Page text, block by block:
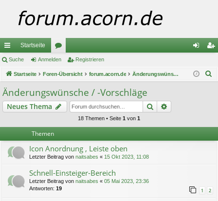
ch
ne
llz
ug
Startseite
or
en m ist
Suche Anmelden Registrieren
Startseite Foren-Übersicht forum.acorn.de Änderungswünsche / -Vorschläge
Änderungswünsche / -Vorschläge
Neues Thema Suche
18 Themen • Seite 1 von 1
Themen
Icon Anordnung , Leiste oben
Letzter Beitrag von naitsabes « 15 Okt 2023, 11:08
Schnell-Einsteiger-Bereich
Letzter Beitrag von naitsabes « 05 Mai 2023, 23:36
Antworten: 19 1 2